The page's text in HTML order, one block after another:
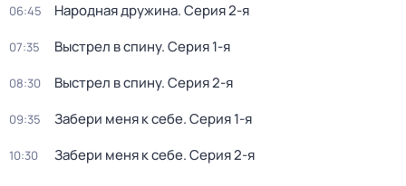
06:45 Народная дружина. Серия 2-я
07:35 Выстрел в спину. Серия 1-я
08:30 Выстрел в спину. Серия 2-я
09:35 Забери меня к себе. Серия 1-я
10:30 Забери меня к себе. Серия 2-я